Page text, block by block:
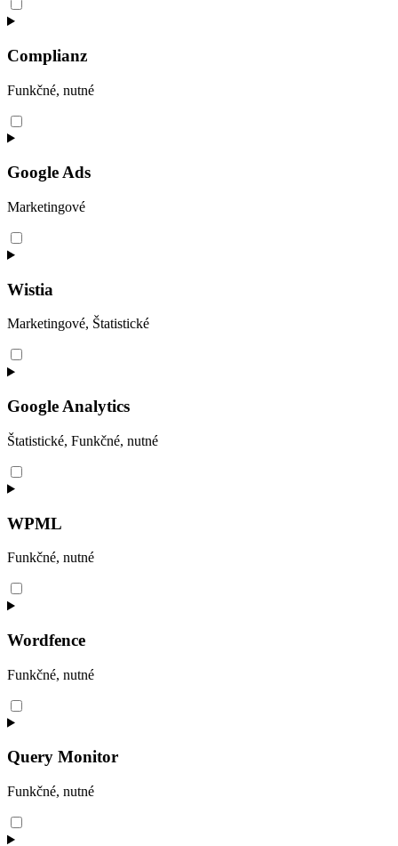
to
wordpress
Complianz
Funkčné, nutné
Consent
to
complianz
Google Ads
Marketingové
Consent
to
google-
ads
Wistia
Marketingové, Štatistické
Consent
to
wistia
Google Analytics
Štatistické, Funkčné, nutné
Consent
to
google-
analytics
WPML
Funkčné, nutné
Consent
to
wpml
Wordfence
Funkčné, nutné
Consent
to
wordfence
Query Monitor
Funkčné, nutné
Consent
to